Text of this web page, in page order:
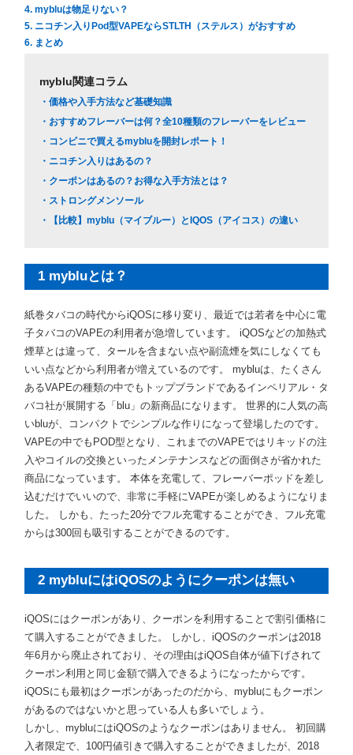
4. mybluは物足りない？
5. ニコチン入りPod型VAPEならSTLTH（ステルス）がおすすめ
6. まとめ
myblu関連コラム
・価格や入手方法など基礎知識
・おすすめフレーバーは何？全10種類のフレーバーをレビュー
・コンビニで買えるmybluを開封レポート！
・ニコチン入りはあるの？
・クーポンはあるの？お得な入手方法とは？
・ストロングメンソール
・【比較】myblu（マイブルー）とIQOS（アイコス）の違い
1 mybluとは？
紙巻タバコの時代からiQOSに移り変り、最近では若者を中心に電
子タバコのVAPEの利用者が急増しています。 iQOSなどの加熱式
煙草とは違って、タールを含まない点や副流煙を気にしなくても
いい点などから利用者が増えているのです。 mybluは、たくさん
あるVAPEの種類の中でもトップブランドであるインペリアル・タ
バコ社が展開する「blu」の新商品になります。 世界的に人気の高
いbluが、コンパクトでシンプルな作りになって登場したのです。
VAPEの中でもPOD型となり、これまでのVAPEではリキッドの注
入やコイルの交換といったメンテナンスなどの面倒さが省かれた
商品になっています。 本体を充電して、フレーバーポッドを差し
込むだけでいいので、非常に手軽にVAPEが楽しめるようになりま
した。 しかも、たった20分でフル充電することができ、フル充電
からは300回も吸引することができるのです。
2 mybluにはiQOSのようにクーポンは無い
iQOSにはクーポンがあり、クーポンを利用することで割引価格に
て購入することができました。 しかし、iQOSのクーポンは2018
年6月から廃止されており、その理由はiQOS自体が値下げされて
クーポン利用と同じ金額で購入できるようになったからです。
iQOSにも最初はクーポンがあったのだから、mybluにもクーポン
があるのではないかと思っている人も多いでしょう。
しかし、mybluにはiQOSのようなクーポンはありません。 初回購
入者限定で、100円値引きで購入することができましたが、2018